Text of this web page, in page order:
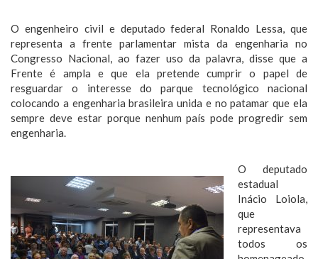
O engenheiro civil e deputado federal Ronaldo Lessa, que
representa a frente parlamentar mista da engenharia no
Congresso Nacional, ao fazer uso da palavra, disse que a
Frente é ampla e que ela pretende cumprir o papel de
resguardar o interesse do parque tecnológico nacional
colocando a engenharia brasileira unida e no patamar que ela
sempre deve estar porque nenhum país pode progredir sem
engenharia.
O deputado
estadual
Inácio Loiola,
que
representava
todos os